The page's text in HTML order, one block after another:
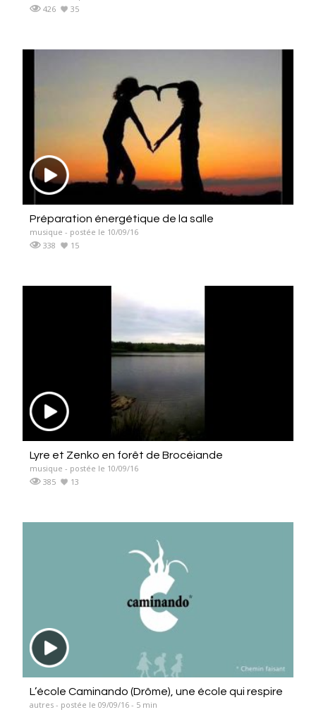
426
35
Préparation énergétique de la salle
musique - postée le 10/09/16
338
15
Lyre et Zenko en forêt de Brocéiande
musique - postée le 10/09/16
385
13
L’école Caminando (Drôme), une école qui respire
autres - postée le 09/09/16 - 5 min